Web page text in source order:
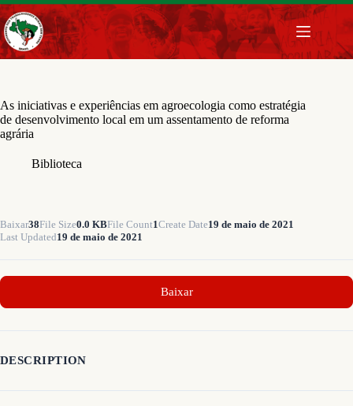
Pular
para
o
conteúdo
As iniciativas e experiências em agroecologia como estratégia
de desenvolvimento local em um assentamento de reforma
agrária
Biblioteca
Baixar38File Size0.0 KBFile Count1Create Date19 de maio de 2021
Last Updated19 de maio de 2021
Baixar
DESCRIPTION